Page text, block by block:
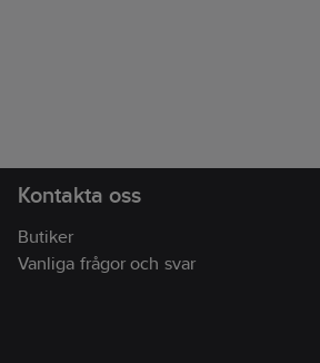
Kontakta oss
Butiker
Vanliga frågor och svar